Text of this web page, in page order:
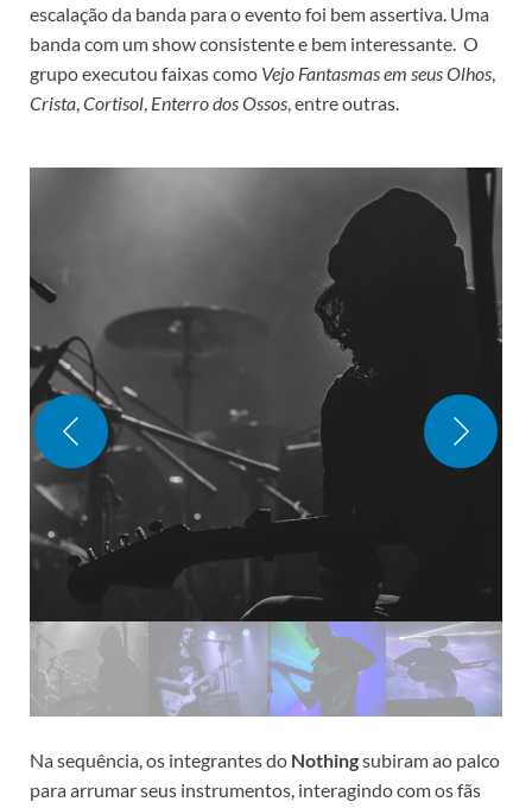
escalação da banda para o evento foi bem assertiva. Uma
banda com um show consistente e bem interessante. O
grupo executou faixas como Vejo Fantasmas em seus Olhos
Crista Cortisol Enterro dos Ossos , entre outras.
Na sequência, os integrantes do Nothingsubiram ao palco
para arrumar seus instrumentos, interagindo com os fãs